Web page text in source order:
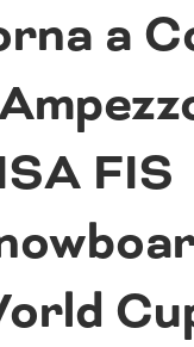
a
FIS